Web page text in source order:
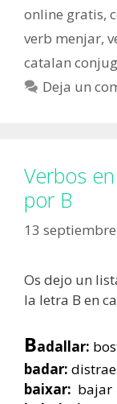
online gratis,
verb menjar,
catalan
Deja un
Verbos
por B
13
Os dejo un
la letra B en
Badallar:
badar:
baixar: bajar